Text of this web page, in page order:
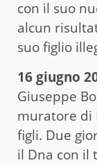
con il suo
alcun
suo figlio
16 giugno
Giuseppe
muratore di
figli. Due
il Dna con il